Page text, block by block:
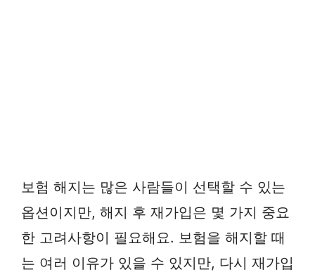
보험 해지는 많은 사람들이 선택할 수 있는
옵션이지만, 해지 후 재가입은 몇 가지 중요
한 고려사항이 필요해요. 보험을 해지할 때
는 여러 이유가 있을 수 있지만, 다시 재가입